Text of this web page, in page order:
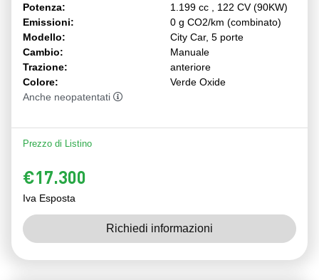
Potenza:
1.199 cc , 122 CV (90KW)
Emissioni:
0 g CO2/km (combinato)
Modello:
City Car, 5 porte
Cambio:
Manuale
Trazione:
anteriore
Colore:
Verde Oxide
Anche neopatentati
Prezzo di Listino
€17.300
Iva Esposta
Richiedi informazioni